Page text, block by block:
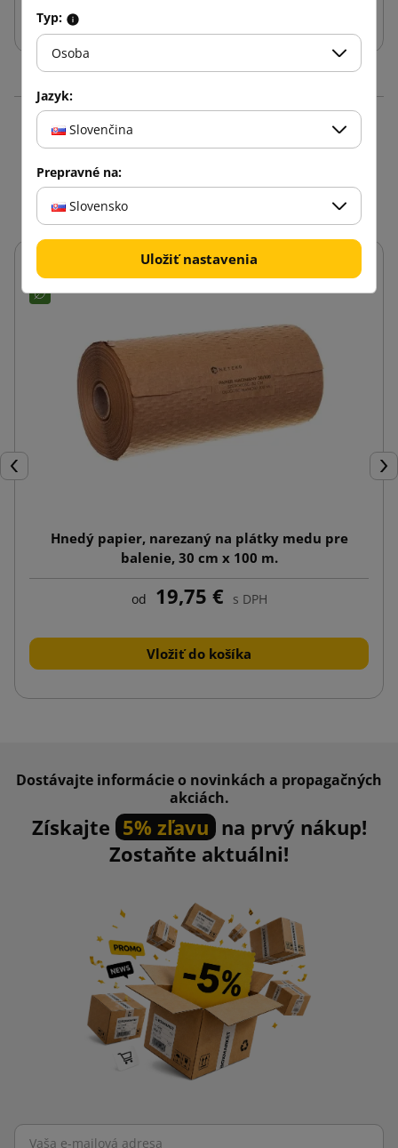
Produkty v rovnakej
kategórii: 16
Späť
Hnedý papier, narezaný na plátky medu pre
balenie, 30 cm x 100 m.
od 19,75 € s DPH
Vložiť do košíka
Dostávajte informácie o novinkách a propagačných
akciách.
Získajte 5% zľavu na prvý nákup!
Zostaňte aktuálni!
Typ:
Osoba
Jazyk:
Slovenčina
Prepravné na:
Slovensko
Uložiť nastavenia